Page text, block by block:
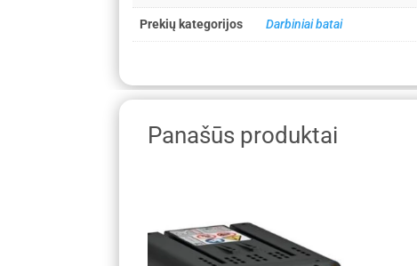
Prekių kategorijos Darbiniai batai
Panašūs produktai